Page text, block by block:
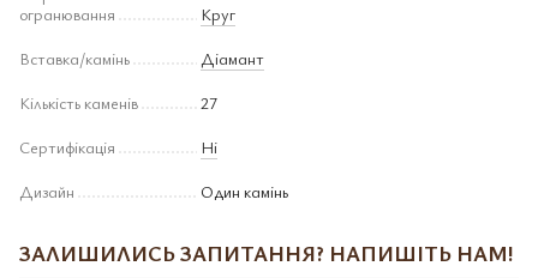
огранювання
Круг
Вставка/камінь
Діамант
Кількість каменів
27
Сертифікація
Ні
Дизайн
Один камінь
ЗАЛИШИЛИСЬ ЗАПИТАННЯ? НАПИШІТЬ НАМ!